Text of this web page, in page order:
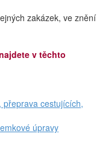
zakázek, ve znění
v těchto
cestujících,
úpravy